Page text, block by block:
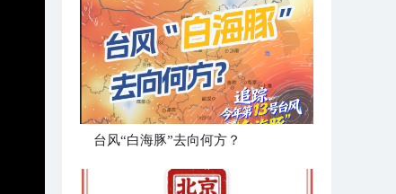
台风“白海豚”去向何方？